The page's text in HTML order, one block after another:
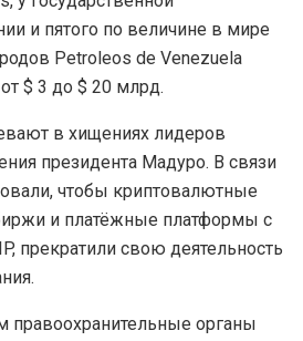
и пятого по величине в мире
Petroleos de Venezuela
$ 3 до $ 20 млрд.
в хищениях лидеров
президента Мадуро. В связи
чтобы криптовалютные
и платёжные платформы с
прекратили свою деятельность
правоохранительные органы